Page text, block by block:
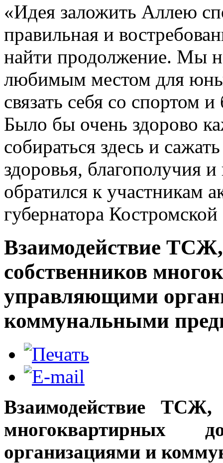
«Идея заложить Аллею
правильная и
найти продолжение. Мы
любимым местом для
связать себя со спортом
Было бы очень здорово
собираться здесь и
здоровья, благополучия
обратился к участникам
губернатора
Взаимодействие
собственников
управляющими
коммунальными
Взаимодействие ТСЖ,
многоквартирных
организациями и